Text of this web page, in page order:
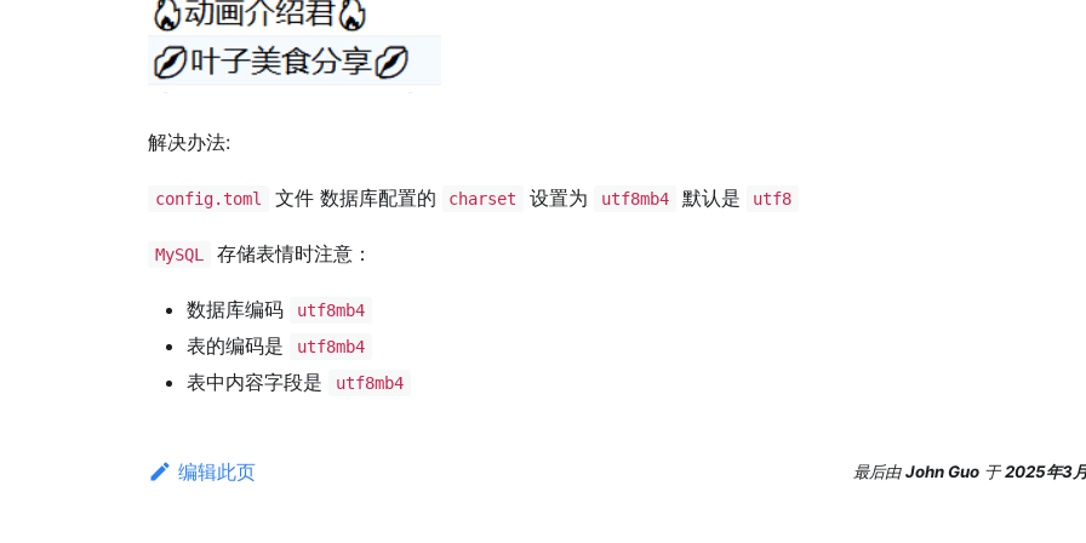
解决办法:
config.toml 文件 数据库配置的 charset 设置为 utf8mb4 默认是 utf8
MySQL 存储表情时注意：
数据库编码 utf8mb4
表的编码是 utf8mb4
表中内容字段是 utf8mb4
编辑此页 最后由John Guo 于2025年3